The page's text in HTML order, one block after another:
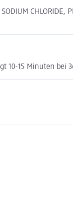
CHLORIDE,
10-15 Minuten bei